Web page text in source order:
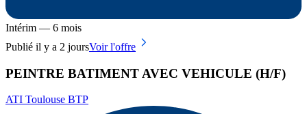
Intérim — 6 mois
Publié il y a 2 joursVoir l'offre
PEINTRE BATIMENT AVEC VEHICULE (H/F)
ATI Toulouse BTP